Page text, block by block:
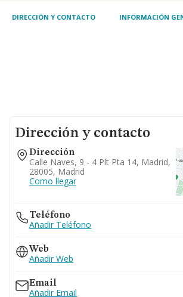
alquiler de
DIRECCIÓN Y CONTACTO INFORMACIÓN
Dirección y contacto
Dirección
Calle Naves, 9 - 4 Plt Pta 14, Madrid,
28005, Madrid
Como llegar
Teléfono
Añadir Teléfono
Web
Añadir Web
Email
Añadir Email